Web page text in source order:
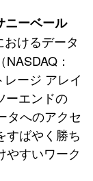
ニーベール
けるデータ
：
ージ アレイ
ーエンドの
タへのアクセ
すばやく勝ち
やすいワーク